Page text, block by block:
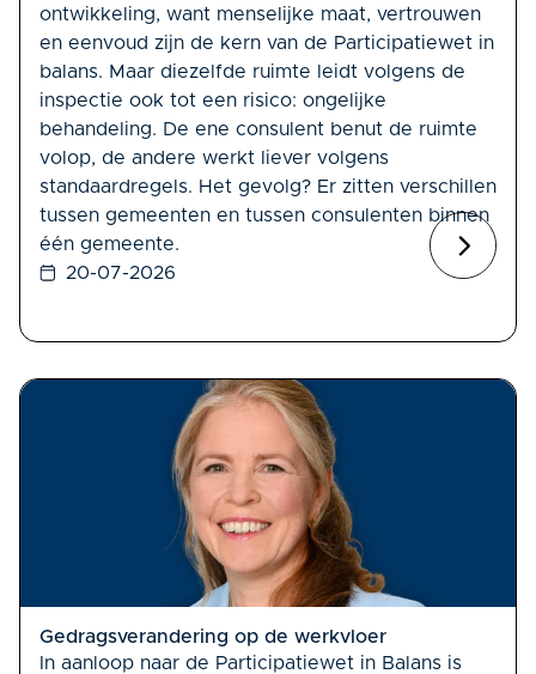
ontwikkeling, want menselijke maat, vertrouwen
en eenvoud zijn de kern van de Participatiewet in
balans. Maar diezelfde ruimte leidt volgens de
inspectie ook tot een risico: ongelijke
behandeling. De ene consulent benut de ruimte
volop, de andere werkt liever volgens
standaardregels. Het gevolg? Er zitten verschillen
tussen gemeenten en tussen consulenten binnen
één gemeente.
20-07-2026
Gedragsverandering op de werkvloer
In aanloop naar de Participatiewet in Balans is